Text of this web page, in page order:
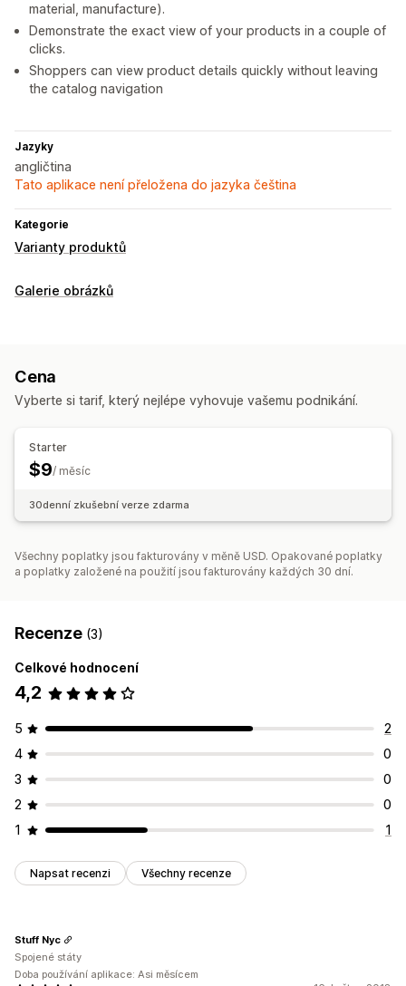
material, manufacture).
Demonstrate the exact view of your products in a couple of
clicks.
Shoppers can view product details quickly without leaving
the catalog navigation
Jazyky
angličtina
Tato aplikace není přeložena do jazyka čeština
Kategorie
Varianty produktů
Galerie obrázků
Cena
Vyberte si tarif, který nejlépe vyhovuje vašemu podnikání.
Starter
$9/ měsíc
30denní zkušební verze zdarma
Všechny poplatky jsou fakturovány v měně USD. Opakované poplatky
a poplatky založené na použití jsou fakturovány každých 30 dní.
Recenze (3)
Celkové hodnocení
4,2
5
2
4
0
3
0
2
0
1
1
Napsat recenzi Všechny recenze
Stuff Nyc
Spojené státy
Doba používání aplikace: Asi měsícem